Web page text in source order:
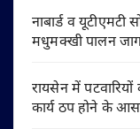
नाबार्ड व
मधुमक्खी पालन
रायसेन में
कार्य ठप होने के